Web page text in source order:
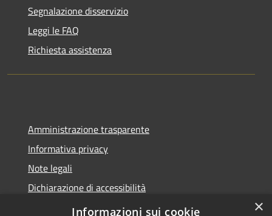
Segnalazione disservizio
Leggi le FAQ
Richiesta assistenza
Amministrazione trasparente
Informativa privacy
Note legali
Dichiarazione di accessibilità
Sito web precedente
×
Informazioni sui cookie